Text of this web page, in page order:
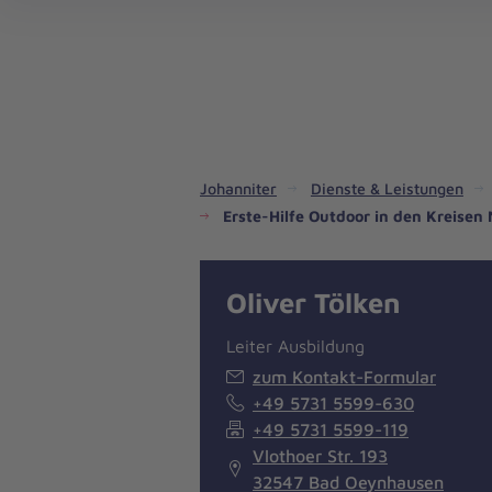
Johanniter Dienste & Leistungen
Erste-Hilfe Outdoor in den Kreisen
Oliver Tölken
Leiter Ausbildung
zum Kontakt-Formular
+49 5731 5599-630
+49 5731 5599-119
Vlothoer Str. 193
32547 Bad Oeynhausen